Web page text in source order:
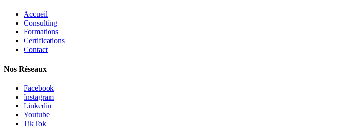
Accueil
Consulting
Formations
Certifications
Contact
Nos Réseaux
Facebook
Instagram
Linkedin
Youtube
TikTok